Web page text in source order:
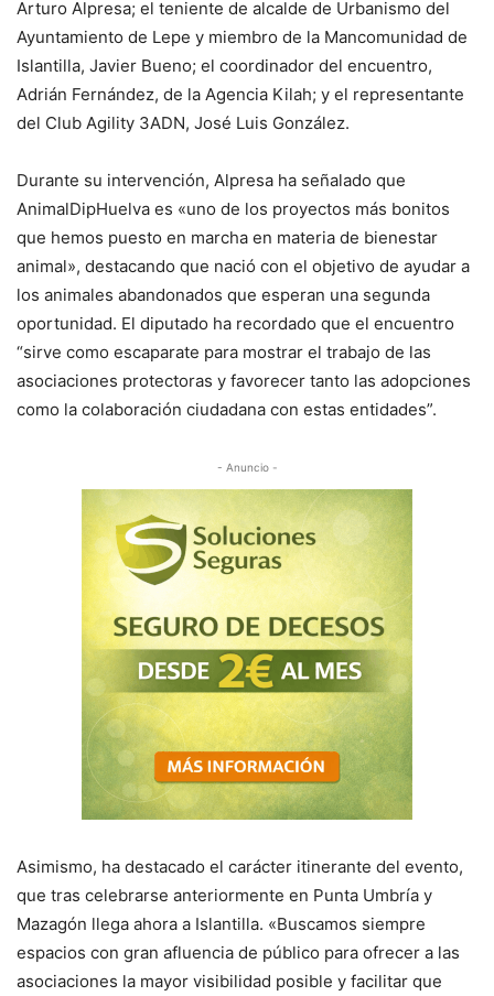
Arturo Alpresa; el teniente de alcalde de Urbanismo del
Ayuntamiento de Lepe y miembro de la Mancomunidad de
Islantilla, Javier Bueno; el coordinador del encuentro,
Adrián Fernández, de la Agencia Kilah; y el representante
del Club Agility 3ADN, José Luis González.
Durante su intervención, Alpresa ha señalado que
AnimalDipHuelva es «uno de los proyectos más bonitos
que hemos puesto en marcha en materia de bienestar
animal», destacando que nació con el objetivo de ayudar a
los animales abandonados que esperan una segunda
oportunidad. El diputado ha recordado que el encuentro
“sirve como escaparate para mostrar el trabajo de las
asociaciones protectoras y favorecer tanto las adopciones
como la colaboración ciudadana con estas entidades”.
- Anuncio -
Asimismo, ha destacado el carácter itinerante del evento,
que tras celebrarse anteriormente en Punta Umbría y
Mazagón llega ahora a Islantilla. «Buscamos siempre
espacios con gran afluencia de público para ofrecer a las
asociaciones la mayor visibilidad posible y facilitar que